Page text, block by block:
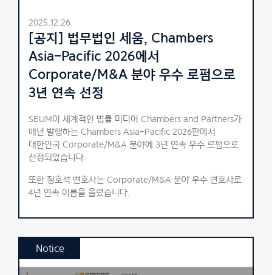
2025.12.26
[공지] 법무법인 세움, Chambers
Asia-Pacific 2026에서
Corporate/M&A 분야 우수 로펌으로
3년 연속 선정
SEUM이 세계적인 법률 미디어 Chambers and Partners가
매년 발행하는 Chambers Asia-Pacific 2026판에서
대한민국 Corporate/M&A 분야에 3년 연속 우수 로펌으로
선정되었습니다.
또한 정호석 변호사는 Corporate/M&A 분야 우수 변호사로
4년 연속 이름을 올렸습니다.
Notice